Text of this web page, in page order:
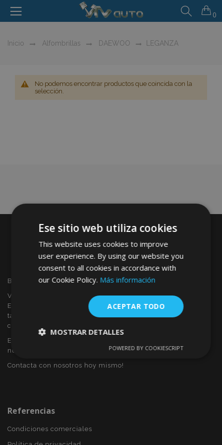
0
Inicio Alfombrillas DAEWOO LEGANZA
No podemos encontrar productos que coincida con la
selección.
Bienvenido a VTVAUTO
VTVAUTO es distribuidor y proveedor al por mayor en
Europa, de accesorios de automóvil, tales como:
tapacubos, derivabrisas, fundas para asientos, alfombrillas,
cubiertas cromadas, marcos, etc.
Eres interesado en dropshipping o deseas convertirte en
nuestro socio?
Contacta con nosotros hoy mismo!
Referencias
Condiciones comerciales
Ese sitio web utiliza cookies
This website uses cookies to improve
user experience. By using our website you
consent to all cookies in accordance with
our Cookie Policy. Más información
ACEPTAR TODO
MOSTRAR DETALLES
estrictamente
necesarias
Cookies de
preferencias
POWERED BY COOKIESCRIPT